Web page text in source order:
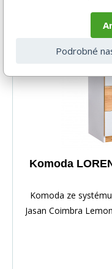
Komoda
Komoda ze
Jasan Coimbra
Podrobné